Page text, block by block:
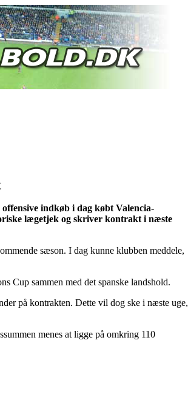
indkøb i dag købt Valencia-
lægetjek og skriver kontrakt i næste
sæson. I dag kunne klubben meddele,
Cup sammen med det spanske landshold.
på kontrakten. Dette vil dog ske i næste uge,
menes at ligge på omkring 110